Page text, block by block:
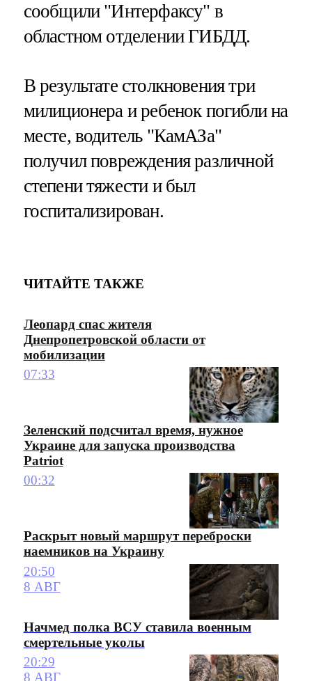
сообщили "Интерфаксу" в
областном отделении ГИБДД.
В результате столкновения три
милиционера и ребенок погибли на
месте, водитель "КамАЗа"
получил повреждения различной
степени тяжести и был
госпитализирован.
ЧИТАЙТЕ ТАКЖЕ
Леопард спас жителя
Днепропетровской области от
мобилизации
07:33
Зеленский подсчитал время, нужное
Украине для запуска производства
Patriot
00:32
Раскрыт новый маршрут переброски
наемников на Украину
20:50
8 АВГ
Начмед полка ВСУ ставила военным
смертельные уколы
20:29
8 АВГ